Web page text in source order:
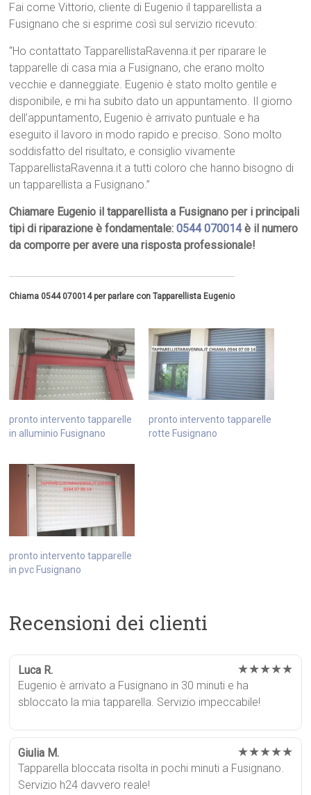
Fai come Vittorio, cliente di Eugenio il tapparellista a
Fusignano che si esprime così sul servizio ricevuto:
“Ho contattato TapparellistaRavenna.it per riparare le
tapparelle di casa mia a Fusignano, che erano molto
vecchie e danneggiate. Eugenio è stato molto gentile e
disponibile, e mi ha subito dato un appuntamento. Il giorno
dell’appuntamento, Eugenio è arrivato puntuale e ha
eseguito il lavoro in modo rapido e preciso. Sono molto
soddisfatto del risultato, e consiglio vivamente
TapparellistaRavenna.it a tutti coloro che hanno bisogno di
un tapparellista a Fusignano.”
Chiamare Eugenio il tapparellista a Fusignano per i principali
tipi di riparazione è fondamentale:0544 070014è il numero
da comporre per avere una risposta professionale!
Chiama 0544 070014 per parlare con Tapparellista Eugenio
pronto intervento tapparelle
in alluminio Fusignano
pronto intervento tapparelle
rotte Fusignano
pronto intervento tapparelle
in pvc Fusignano
Recensioni dei clienti
Luca R. ★★★★★
Eugenio è arrivato a Fusignano in 30 minuti e ha
sbloccato la mia tapparella. Servizio impeccabile!
Giulia M. ★★★★★
Tapparella bloccata risolta in pochi minuti a Fusignano.
Servizio h24 davvero reale!